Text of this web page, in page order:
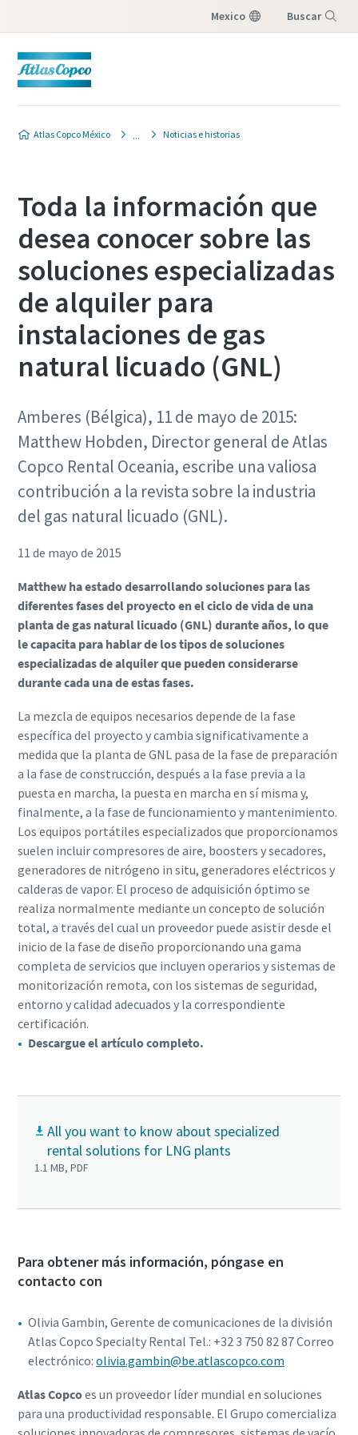
Mexico Buscar
Atlas Copco México Noticias e historias
Toda la información que
desea conocer sobre las
soluciones especializadas
de alquiler para
instalaciones de gas
natural licuado (GNL)
Amberes (Bélgica), 11 de mayo de 2015:
Matthew Hobden, Director general de Atlas
Copco Rental Oceania, escribe una valiosa
contribución a la revista sobre la industria
del gas natural licuado (GNL).
11 de mayo de 2015
Matthew ha estado desarrollando soluciones para las
diferentes fases del proyecto en el ciclo de vida de una
planta de gas natural licuado (GNL) durante años, lo que
le capacita para hablar de los tipos de soluciones
especializadas de alquiler que pueden considerarse
durante cada una de estas fases.
La mezcla de equipos necesarios depende de la fase
específica del proyecto y cambia significativamente a
medida que la planta de GNL pasa de la fase de preparación
a la fase de construcción, después a la fase previa a la
puesta en marcha, la puesta en marcha en sí misma y,
finalmente, a la fase de funcionamiento y mantenimiento.
Los equipos portátiles especializados que proporcionamos
suelen incluir compresores de aire, boosters y secadores,
generadores de nitrógeno in situ, generadores eléctricos y
calderas de vapor. El proceso de adquisición óptimo se
realiza normalmente mediante un concepto de solución
total, a través del cual un proveedor puede asistir desde el
inicio de la fase de diseño proporcionando una gama
completa de servicios que incluyen operarios y sistemas de
monitorización remota, con los sistemas de seguridad,
entorno y calidad adecuados y la correspondiente
certificación.
Descargue el artículo completo.
All you want to know about specialized
rental solutions for LNG plants
1.1 MB, PDF
Para obtener más información, póngase en
contacto con
Olivia Gambin, Gerente de comunicaciones de la división
Atlas Copco Specialty Rental Tel.: +32 3 750 82 87 Correo
electrónico:olivia.gambin@be.atlascopco.com
Atlas Copcoes un proveedor líder mundial en soluciones
para una productividad responsable. El Grupo comercializa